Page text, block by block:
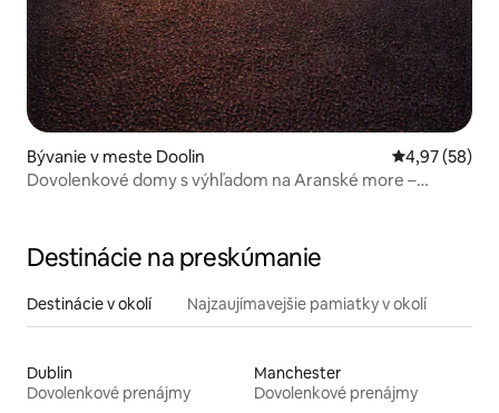
Bývanie v meste Doolin Priemerné
4,97 (58)
Dovolenkové domy s výhľadom na Aranské more –
Destinácie na preskúmanie
Destinácie v okolí Najzaujímavejšie pamiatky v okolí
Dublin
Dovolenkové prenájmy
Manchester
Dovolenkové prenájmy